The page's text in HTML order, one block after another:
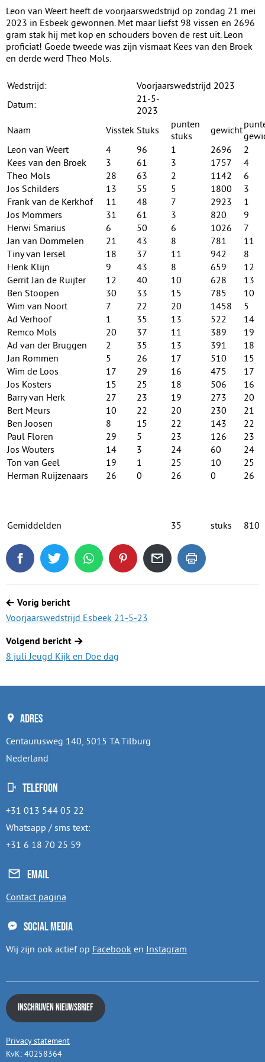
Leon van Weert heeft de voorjaarswedstrijd op zondag 21 mei
2023 in Esbeek gewonnen. Met maar liefst 98 vissen en 2696
gram stak hij met kop en schouders boven de rest uit. Leon
proficiat! Goede tweede was zijn vismaat Kees van den Broek
en derde werd Theo Mols.
Wedstrijd:
Voorjaarswedstrijd 2023
Datum:
21-5-
2023
Naam
Visstek Stuks
punten
stuks
gewicht
Leon van Weert
4 96 1 2696
2
Kees van den Broek
3 61 3 1757
4
Theo Mols
28 63 2 1142
6
Jos Schilders
13 55 5 1800
3
Frank van de Kerkhof
11 48 7 2923
1
Jos Mommers
31 61 3 820
9
Herwi Smarius
6 50 6 1026
7
Jan van Dommelen
21 43 8 781
11
Tiny van Iersel
18 37 11 942
8
Henk Klijn
9 43 8 659
12
Gerrit Jan de Ruijter
12 40 10 628
13
Ben Stoopen
30 33 15 785
10
Wim van Noort
7 22 20 1458
5
Ad Verhoof
1 35 13 522
14
Remco Mols
20 37 11 389
19
Ad van der Bruggen
2 35 13 391
18
Jan Rommen
5 26 17 510
15
Wim de Loos
17 29 16 475
17
Jos Kosters
15 25 18 506
16
Barry van Herk
27 23 19 273
20
Bert Meurs
10 22 20 230
21
Ben Joosen
8 15 22 143
22
Paul Floren
29 5 23 126
23
Jos Wouters
14 3 24 60
24
Ton van Geel
19 1 25 10
25
Herman Ruijzenaars
26 0 26 0 26
Gemiddelden 35 stuks 810
Deel dit blogartikel op Facebook
Tweet dit blogartikel op Twitter
Deel dit blogartikel via WhatsApp
Deel dit blogartikel op Pinterest
Deel dit blogartikel via de
Dit blogartikel
Berichtnavigatie
Vorig bericht
Voorjaarswedstrijd Esbeek 21-5-23
Volgend bericht
8 juli Jeugd Kijk en Doe dag
Adres
Centaurusweg 140, 5015 TA Tilburg
Nederland
Telefoon
+31 013 544 05 22
Whatsapp / sms text:
+31 6 18 70 25 59
Email
Contact pagina
Social media
Wij zijn ook actief op Facebook en Instagram
Inschrijven nieuwsbrief
Privacy statement
KvK: 40258364